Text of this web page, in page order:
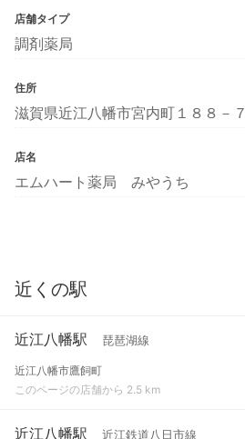
店舗タイプ
調剤薬局
住所
滋賀県近江八幡市宮内町１８８－７
店名
エムハート薬局 みやうち
近くの駅
近江八幡駅 琵琶湖線
近江八幡市鷹飼町
このページの店舗から 2.5 km
近江八幡駅 近江鉄道八日市線